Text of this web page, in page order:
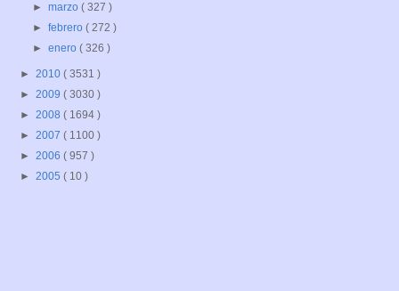
►marzo( 327 )
►febrero( 272 )
►enero( 326 )
► 2010 ( 3531 )
► 2009 ( 3030 )
► 2008 ( 1694 )
► 2007 ( 1100 )
► 2006 ( 957 )
► 2005 ( 10 )